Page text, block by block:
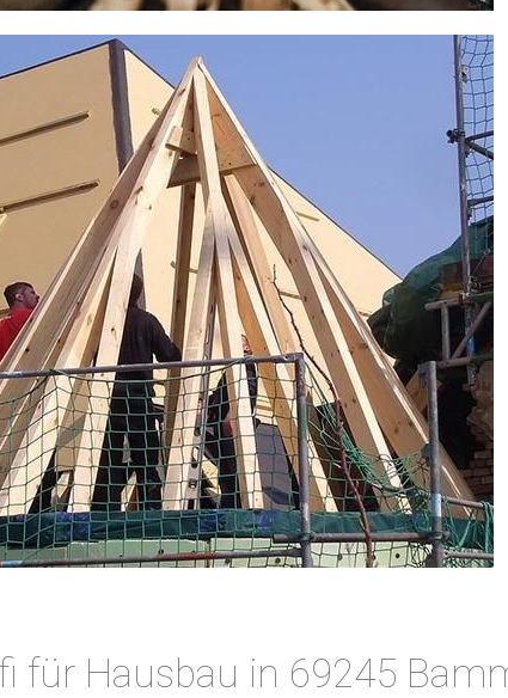
für Hausbau in 69245